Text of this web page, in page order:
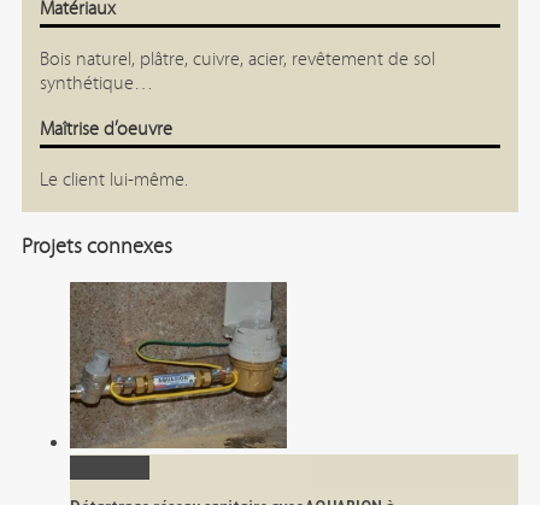
Matériaux
Bois naturel, plâtre, cuivre, acier, revêtement de sol
synthétique…
Maîtrise d’oeuvre
Le client lui-même.
Projets connexes